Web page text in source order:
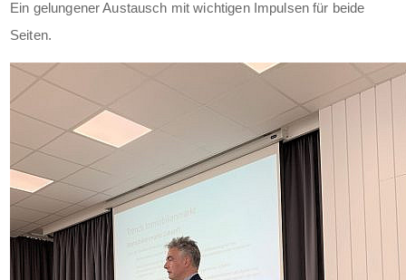
Ein gelungener Austausch mit wichtigen Impulsen für beide
Seiten.